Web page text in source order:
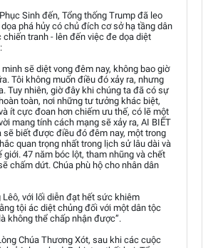
Sinh đến, Tổng thống Trump đã leo
phá hủy có chủ đích cơ sở hạ tầng dân
tranh - lên đến việc đe dọa diệt
minh sẽ diệt vong đêm nay, không bao giờ
Tôi không muốn điều đó xảy ra, nhưng
Tuy nhiên, giờ đây khi chúng ta đã có sự
toàn, nơi những tư tưởng khác biệt,
ít cực đoan hơn chiếm ưu thế, có lẽ một
mang tính cách mạng sẽ xảy ra, AI BIẾT
sẽ biết được điều đó đêm nay, một trong
quan trọng nhất trong lịch sử lâu dài và
giới. 47 năm bóc lột, tham nhũng và chết
chấm dứt. Chúa phù hộ cho nhân dân
với lối diễn đạt hết sức khiêm
tội ác diệt chủng đối với một dân tộc
không thể chấp nhận được”.
Chúa Thương Xót, sau khi các cuộc